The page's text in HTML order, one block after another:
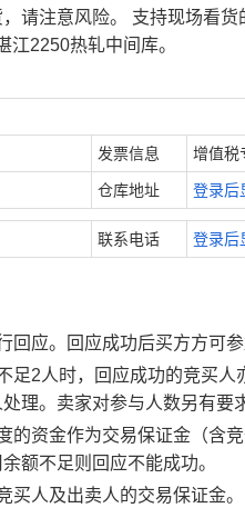
请注意风险。 支持现场看
2250热轧中间库。
发票信息 增值税
仓库地址 登录后
联系电话 登录后
应。回应成功后买方方可参
足2人时，回应成功的竞买
理。卖家对参与人数另有要
的资金作为交易保证金（含
额不足则回应不能成功。
人及出卖人的交易保证金。